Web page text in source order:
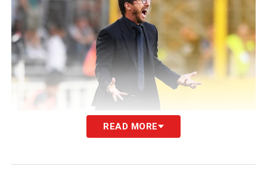
Di Francesco ha otto precedenti contro la
READ MORE